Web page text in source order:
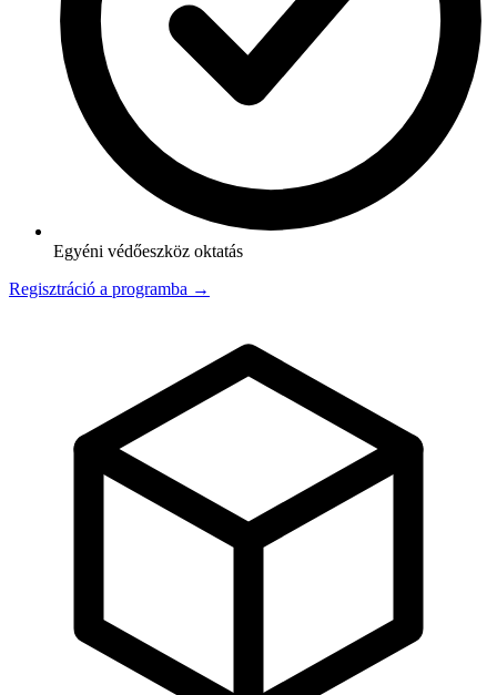
Egyéni védőeszköz oktatás
Regisztráció a programba →